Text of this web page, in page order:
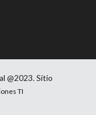
@2023. Sitio
TI